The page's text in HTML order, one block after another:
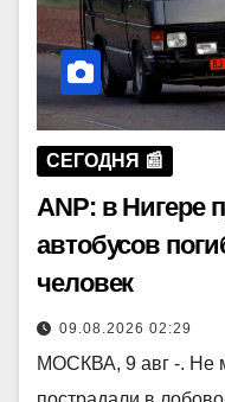
СЕГОДНЯ 📰
ANP: в Нигере
автобусов
человек
09.08.2026 02:29
МОСКВА, 9 авг -. Не